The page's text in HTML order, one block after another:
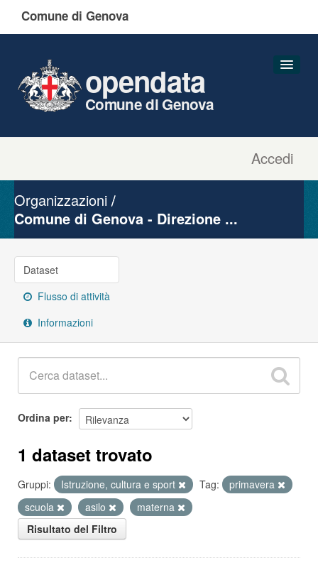
Comune di Genova
Accedi
opendata
Comune di Genova
Gruppi
Organizzazioni
Comune di Genova - Direzione ...
Dataset
Flusso di attività
Informazioni
Ordina per
1 dataset trovato
Gruppi: Istruzione, cultura e sport Tag:
primavera
scuola
asilo
materna
Risultato del Filtro